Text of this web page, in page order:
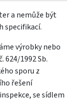
a nemůže být
specifikací.
výrobky nebo
624/1992 Sb.
sporu z
řešení
se sídlem